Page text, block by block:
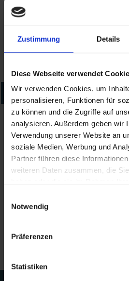
Zustimmung Details
Diese Webseite verwendet
Wir verwenden Cookies, um
personalisieren, Funktionen für
zu können und die Zugriffe auf
analysieren. Außerdem geben wir
Verwendung unserer Website an
soziale Medien, Werbung und
Partner führen diese
weiteren Daten zusammen, die
Notwendig
Präferenzen
Statistiken
Oktober
12
13 14 15
19
20 21 22
26
27 29 30
"Amrum erzählt!"
01.10.2026
20:00 Uhr